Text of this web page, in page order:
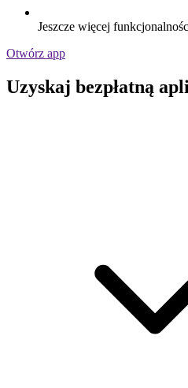
Jeszcze więcej
Otwórz app
Uzyskaj bezpłatną